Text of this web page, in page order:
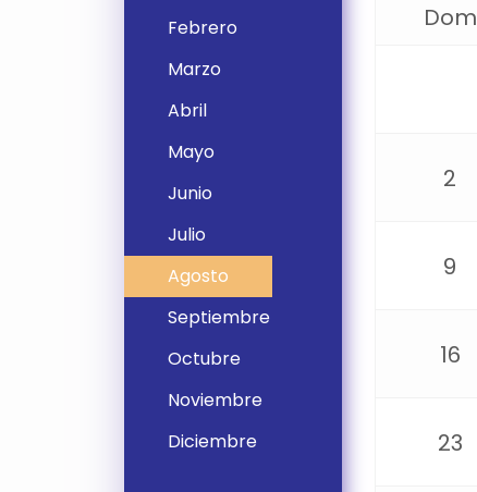
Febrero
Marzo
Abril
Mayo
Junio
Julio
Agosto
Septiembre
Octubre
Noviembre
Diciembre
Dom
2
9
16
23